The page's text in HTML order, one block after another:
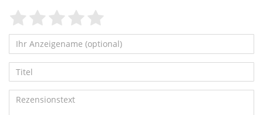
Bewertungssterne
von
5
Bewertungssternen
4
von
5
Bewertungssternen
3
von
5
Bewertungssternen
2
von
5
Bewertungssternen
1
von
5
Bewertungssternen
Ihr
Anzeigename
(optional)
Platzhalter
Titel